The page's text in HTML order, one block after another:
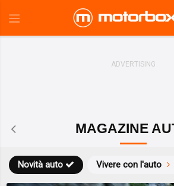
MAGAZINE
Novità auto Vivere con l'auto